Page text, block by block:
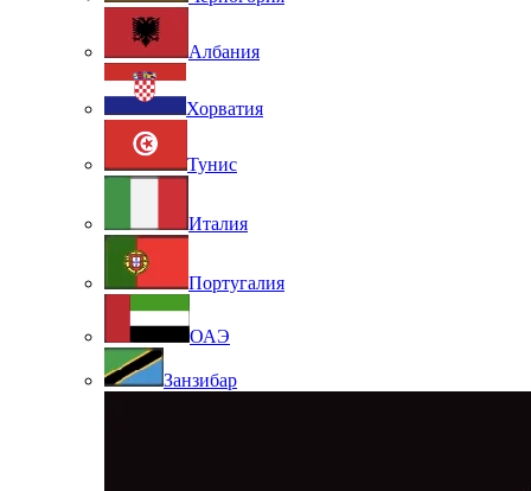
Албания
Хорватия
Тунис
Италия
Португалия
ОАЭ
Занзибар